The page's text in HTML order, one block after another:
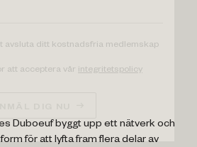
avsluta ditt kostnadsfria medlemskap
att acceptera vår integritetspolicy
Duboeuf byggt upp ett nätverk och
för att lyfta fram flera delar av